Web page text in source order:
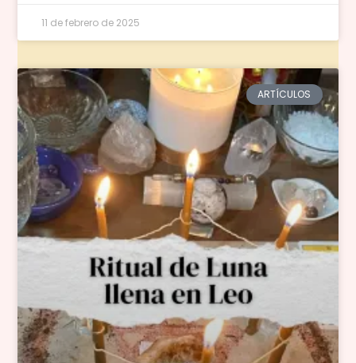
11 de febrero de 2025
ARTÍCULOS